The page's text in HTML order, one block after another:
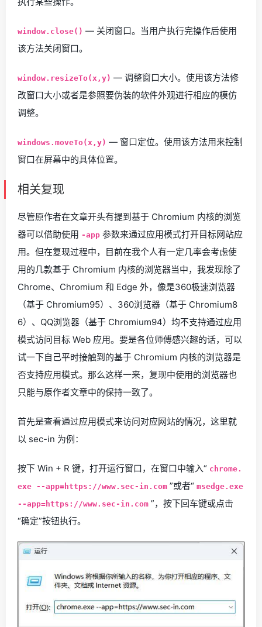
window.close() — 关闭窗口。当用户执行完操作后使用
该方法关闭窗口。
window.resizeTo(x,y) — 调整窗口大小。使用该方法修
改窗口大小或者是参照要伪装的软件外观进行相应的模仿
调整。
windows.moveTo(x,y) — 窗口定位。使用该方法用来控制
窗口在屏幕中的具体位置。
相关复现
尽管原作者在文章开头有提到基于 Chromium 内核的浏览
器可以借助使用 -app 参数来通过应用模式打开目标网站应
用。但在复现过程中，目前在我个人有一定几率会考虑使
用的几款基于 Chromium 内核的浏览器当中，我发现除了
Chrome、Chromium 和 Edge 外，像是360极速浏览器
（基于 Chromium95）、360浏览器（基于 Chromium8
6）、QQ浏览器（基于 Chromium94）均不支持通过应用
模式访问目标 Web 应用。要是各位师傅感兴趣的话，可以
试一下自己平时接触到的基于 Chromium 内核的浏览器是
否支持应用模式。那么这样一来，复现中使用的浏览器也
只能与原作者文章中的保持一致了。
首先是查看通过应用模式来访问对应网站的情况，这里就
以 sec-in 为例：
按下 Win + R 键，打开运行窗口，在窗口中输入“ chrome.
exe --app=https://www.sec-in.com ”或者“ msedge.exe
--app=https://www.sec-in.com ”，按下回车键或点击
“确定”按钮执行。